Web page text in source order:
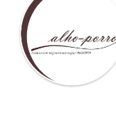
Bistro